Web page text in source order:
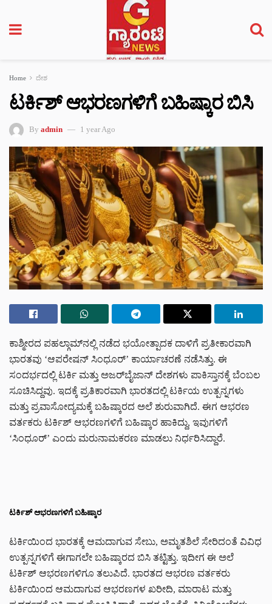
Home ದೇಶ
ಟರ್ಕಿಶ್ ಆಭರಣಗಳಿಗೆ ಬಹಿಷ್ಕಾರ ಬಿಸಿ
By admin 1 year Ago
ಕಾಶ್ಮೀರದ ಪಹಲ್ಗಾಮ್‌ನಲ್ಲಿ ನಡೆದ ಭಯೋತ್ಪಾದಕ ದಾಳಿಗೆ ಪ್ರತೀಕಾರವಾಗಿ
ಭಾರತವು ‘ಆಪರೇಷನ್ ಸಿಂಧೂರ್’ ಕಾರ್ಯಾಚರಣೆ ನಡೆಸಿತ್ತು. ಈ
ಸಂದರ್ಭದಲ್ಲಿ ಟರ್ಕಿ ಮತ್ತು ಅಜರ್‌ಬೈಜಾನ್ ದೇಶಗಳು ಪಾಕಿಸ್ತಾನಕ್ಕೆ ಬೆಂಬಲ
ಸೂಚಿಸಿದ್ದವು. ಇದಕ್ಕೆ ಪ್ರತಿಕಾರವಾಗಿ ಭಾರತದಲ್ಲಿ ಟರ್ಕಿಯ ಉತ್ಪನ್ನಗಳು
ಮತ್ತು ಪ್ರವಾಸೋದ್ಯಮಕ್ಕೆ ಬಹಿಷ್ಕಾರದ ಅಲೆ ಶುರುವಾಗಿದೆ. ಈಗ ಆಭರಣ
ವರ್ತಕರು ಟರ್ಕಿಶ್ ಆಭರಣಗಳಿಗೆ ಬಹಿಷ್ಕಾರ ಹಾಕಿದ್ದು, ಇವುಗಳಿಗೆ
‘ಸಿಂಧೂರ್’ ಎಂದು ಮರುನಾಮಕರಣ ಮಾಡಲು ನಿರ್ಧರಿಸಿದ್ದಾರೆ.
ಟರ್ಕಿಶ್ ಆಭರಣಗಳಿಗೆ ಬಹಿಷ್ಕಾರ
ಟರ್ಕಿಯಿಂದ ಭಾರತಕ್ಕೆ ಆಮದಾಗುವ ಸೇಬು, ಅಮೃತಶಿಲೆ ಸೇರಿದಂತೆ ವಿವಿಧ
ಉತ್ಪನ್ನಗಳಿಗೆ ಈಗಾಗಲೇ ಬಹಿಷ್ಕಾರದ ಬಿಸಿ ತಟ್ಟಿತ್ತು. ಇದೀಗ ಈ ಅಲೆ
ಟರ್ಕಿಶ್ ಆಭರಣಗಳಿಗೂ ತಲುಪಿದೆ. ಭಾರತದ ಆಭರಣ ವರ್ತಕರು
ಟರ್ಕಿಯಿಂದ ಆಮದಾಗುವ ಆಭರಣಗಳ ಖರೀದಿ, ಮಾರಾಟ ಮತ್ತು